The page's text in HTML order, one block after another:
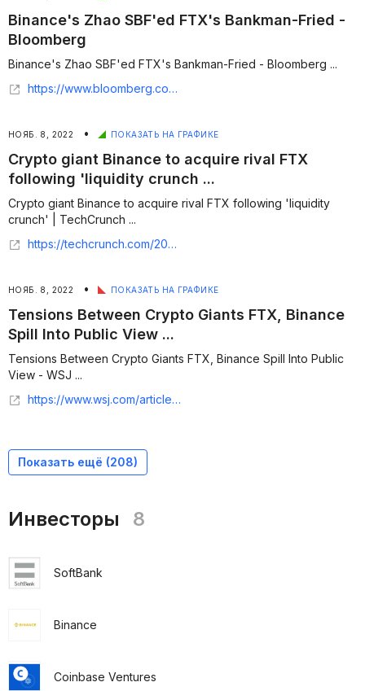
Binance's Zhao SBF'ed FTX's Bankman-Fried -
Bloomberg
Binance's Zhao SBF'ed FTX's Bankman-Fried - Bloomberg ...
https://www.bloomberg.com/opinion/articles/2022-11-08/binance-s-zhao-sbf-ed-ftx-s-bankman-fried
НОЯБ. 8, 2022 • ПОКАЗАТЬ НА ГРАФИКЕ
Crypto giant Binance to acquire rival FTX
following 'liquidity crunch ...
Crypto giant Binance to acquire rival FTX following 'liquidity
crunch' | TechCrunch ...
https://techcrunch.com/2022/11/08/binance-signs-letter-of-intent-to-acquire-ftx/
НОЯБ. 8, 2022 • ПОКАЗАТЬ НА ГРАФИКЕ
Tensions Between Crypto Giants FTX, Binance
Spill Into Public View ...
Tensions Between Crypto Giants FTX, Binance Spill Into Public
View - WSJ ...
https://www.wsj.com/articles/tensions-between-crypto-giants-ftx-binance-spill-into-public-view-11667861987
Показать ещё (208)
Инвесторы 8
SoftBank
Binance
Coinbase Ventures